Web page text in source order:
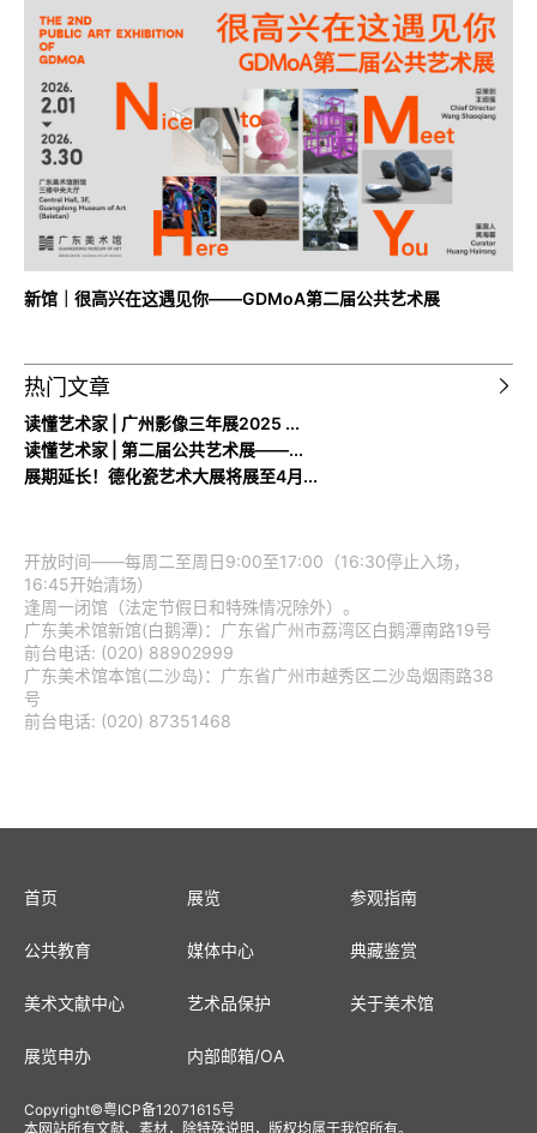
新馆｜很高兴在这遇见你——GDMoA第二届公共艺术展
热门文章
读懂艺术家 | 广州影像三年展2025 ...
读懂艺术家 | 第二届公共艺术展——...
展期延长！德化瓷艺术大展将展至4月...
开放时间——每周二至周日9:00至17:00（16:30停止入场，
16:45开始清场）
逢周一闭馆（法定节假日和特殊情况除外）。
广东美术馆新馆(白鹅潭)：广东省广州市荔湾区白鹅潭南路19号
前台电话: (020) 88902999
广东美术馆本馆(二沙岛)：广东省广州市越秀区二沙岛烟雨路38
号
前台电话: (020) 87351468
首页 展览 参观指南
公共教育 媒体中心 典藏鉴赏
美术文献中心 艺术品保护 关于美术馆
展览申办 内部邮箱/OA
Copyright©粤ICP备12071615号
本网站所有文献、素材，除特殊说明，版权均属于我馆所有。